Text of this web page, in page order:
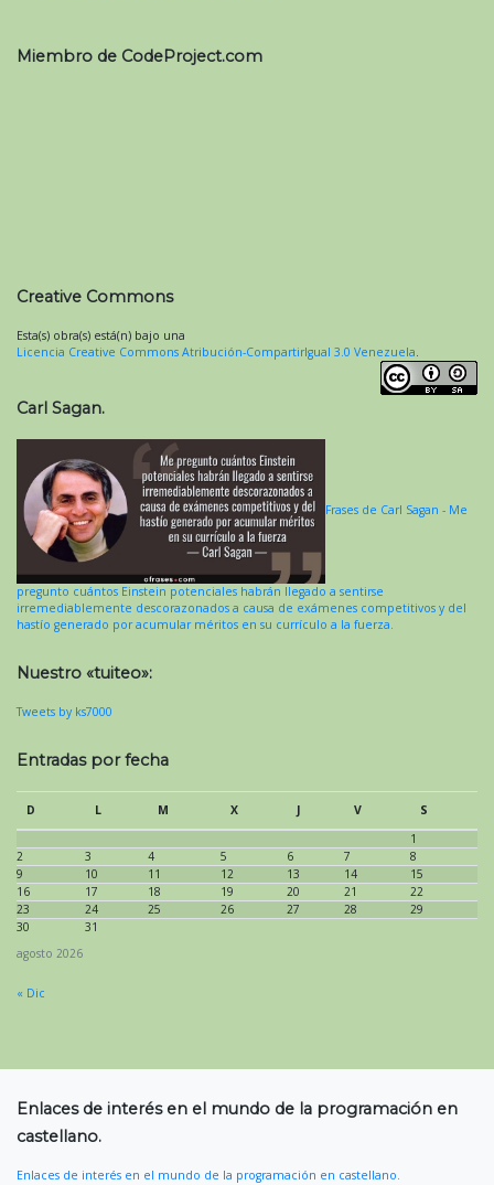
Miembro de CodeProject.com
Creative Commons
Esta(s) obra(s) está(n) bajo una
Licencia Creative Commons Atribución-CompartirIgual 3.0 Venezuela
Carl Sagan.
Frases de Carl Sagan - Me
pregunto cuántos Einstein potenciales habrán llegado a sentirse
irremediablemente descorazonados a causa de exámenes competitivos y del
hastío generado por acumular méritos en su currículo a la fuerza.
Nuestro «tuiteo»:
Tweets by ks7000
Entradas por fecha
agosto 2026
D L M X J V
S
1
2
3 4 5 6 7
8
9
10 11 12 13 14
15
16
17 18 19 20 21
22
23
24 25 26 27 28
29
30
31
« Dic
Enlaces de interés en el mundo de la programación en
castellano.
Enlaces de interés en el mundo de la programación en castellano.